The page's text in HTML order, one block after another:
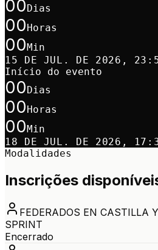
00 Dias
00 Horas
00 Min
15 DE JUL. DE 2026,
Início do evento
00 Dias
00 Horas
00 Min
18 DE JUL. DE 2026,
Modalidades
Inscrições
FEDERADOS EN CASTILLA
SPRINT
Encerrado